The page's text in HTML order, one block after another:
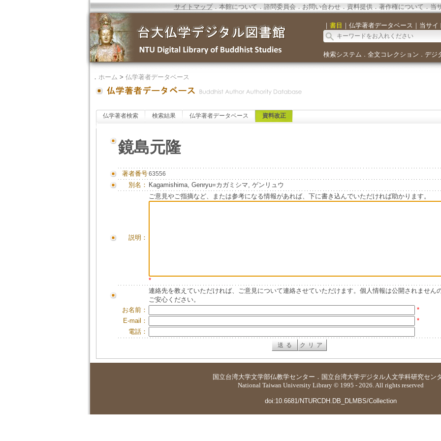
サイトマップ．本館について．諮問委員会． お問い合わせ． 資料提供．著作権について．当
｜ 書目 ｜ 仏学著者データベース ｜ 当サイ
検索システム ． 全文コレクション ． デジ
． ホーム > 仏学著者データベース
仏学著者検索 検索結果 仏学著者データベース 資料改正
鏡島元隆
著者番号63556
別名： Kagamishima, Genryu=カガミシマ, ゲンリュウ
説明：
ご意見やご指摘など、または参考になる情報があれば、下に書き込んでいただければ助かります。
*
連絡先を教えていただければ、ご意見について連絡させていただけます。個人情報は公開されません
ご安心ください。
お名前：
*
E-mail：
*
電話：
国立台湾大学文学部仏教学センター ． 国立台湾大学デジタル人文学科研究セン
National Taiwan University Library © 1995 - 2026. All rights reserved
doi:10.6681/NTURCDH.DB_DLMBS/Collection